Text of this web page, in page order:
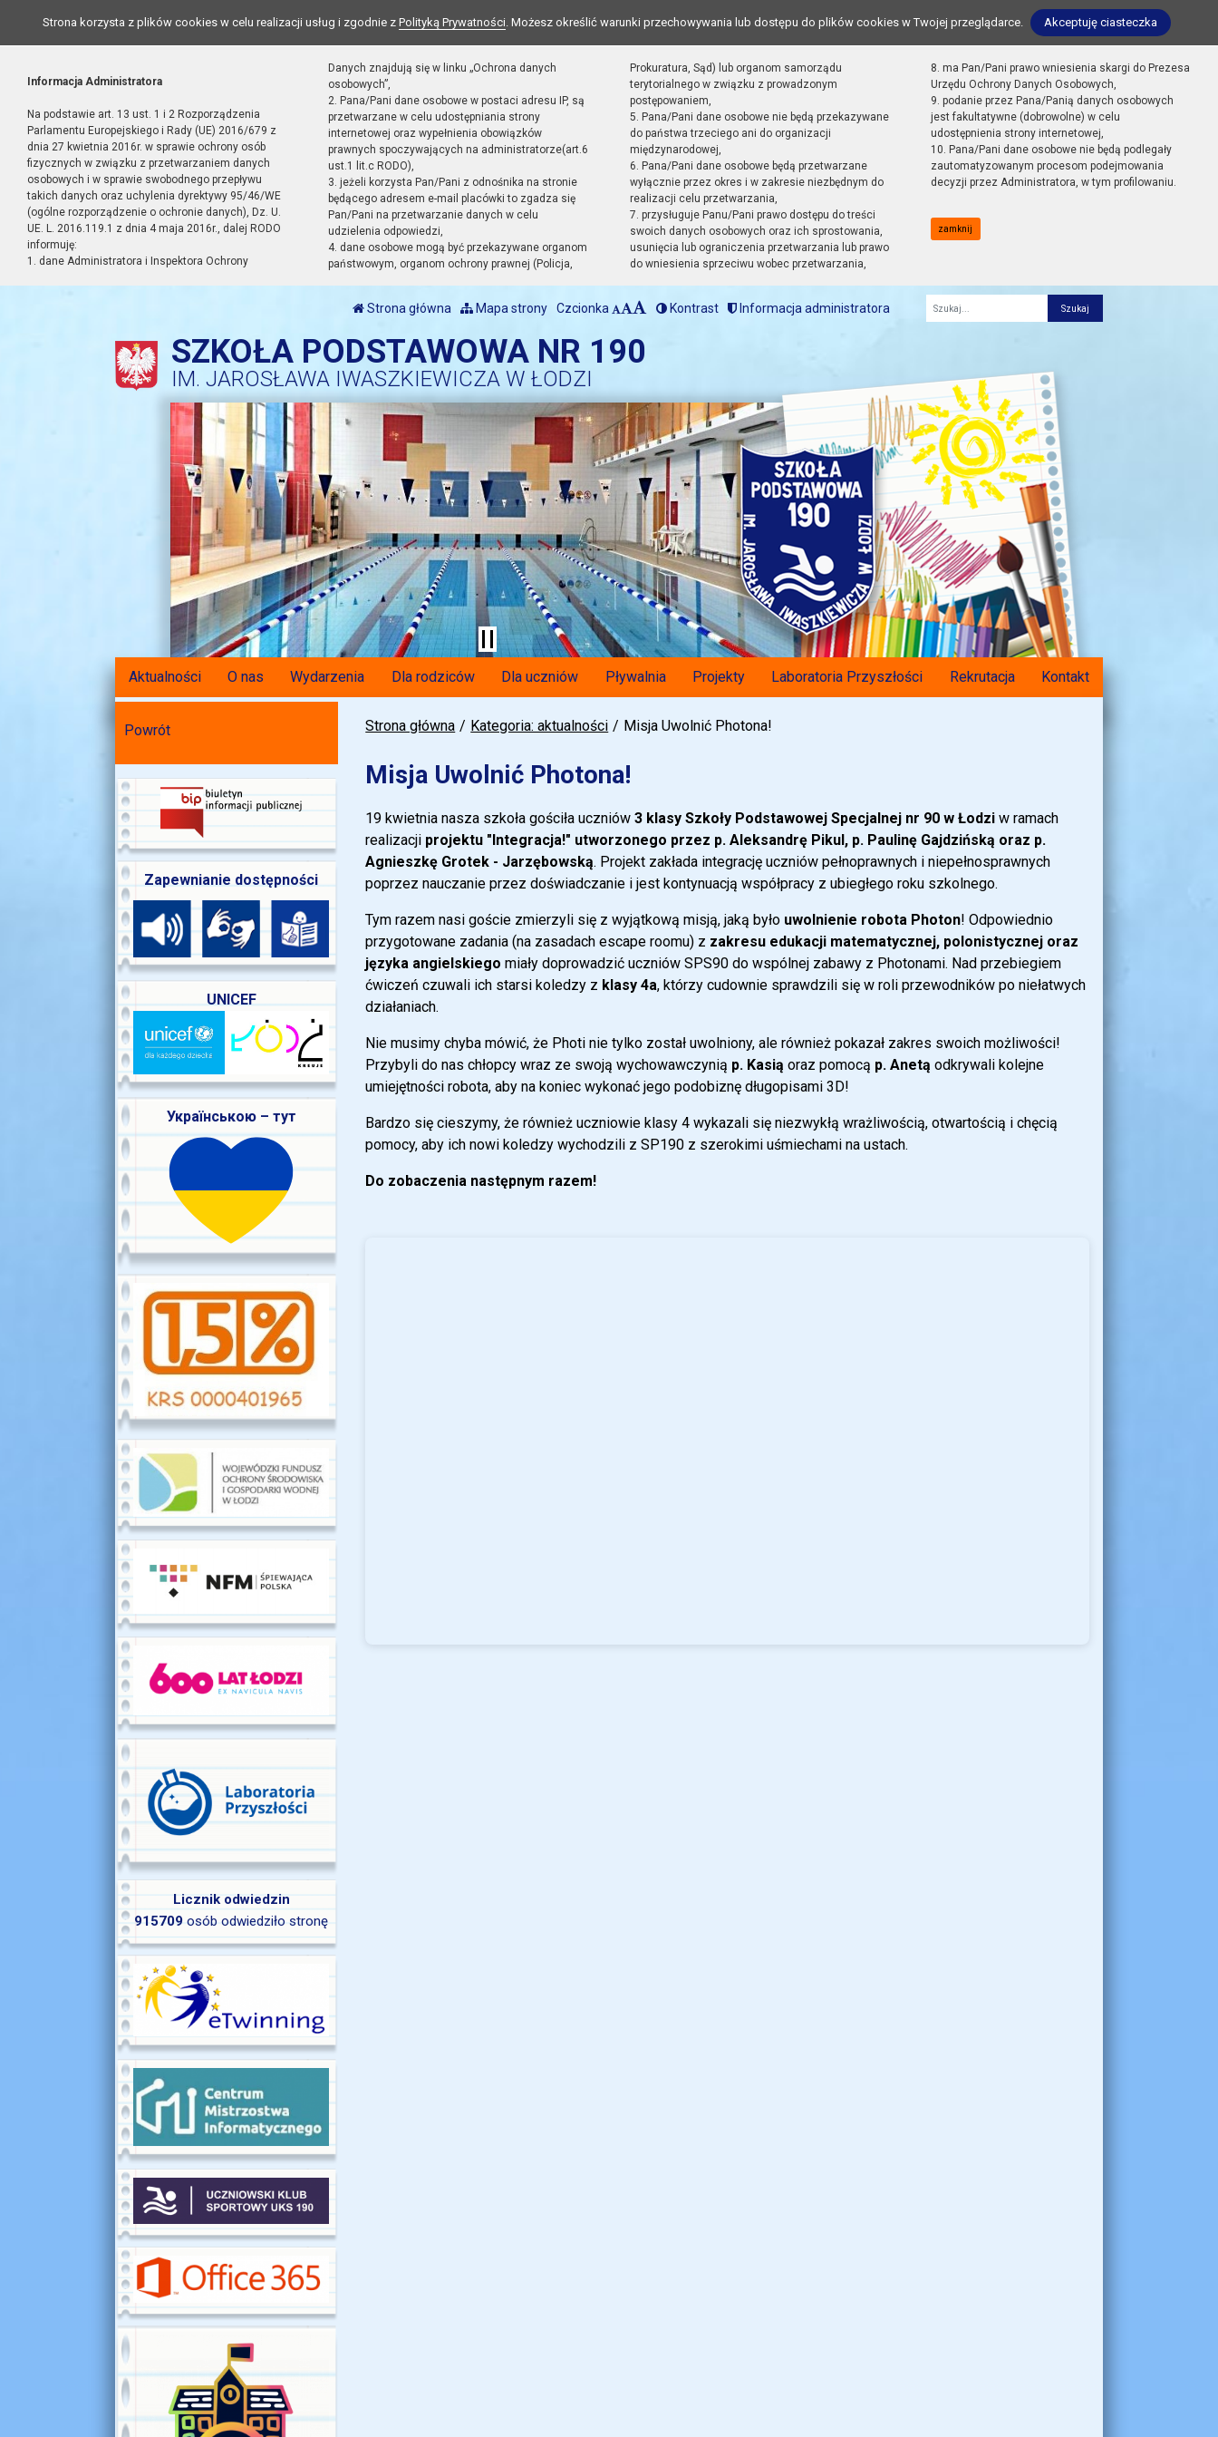
Strona korzysta z plików cookies w celu realizacji usług i zgodnie z Polityką Prywatności. Możesz określić warunki przechowywania lub dostępu do plików cookies w Twojej przeglądarce. Akceptuję ciasteczka
Informacja Administratora
Na podstawie art. 13 ust. 1 i 2 Rozporządzenia
Parlamentu Europejskiego i Rady (UE) 2016/679 z
dnia 27 kwietnia 2016r. w sprawie ochrony osób
fizycznych w związku z przetwarzaniem danych
osobowych i w sprawie swobodnego przepływu
takich danych oraz uchylenia dyrektywy 95/46/WE
(ogólne rozporządzenie o ochronie danych), Dz. U.
UE. L. 2016.119.1 z dnia 4 maja 2016r., dalej RODO
informuję:
1. dane Administratora i Inspektora Ochrony
Danych znajdują się w linku „Ochrona danych
osobowych”,
2. Pana/Pani dane osobowe w postaci adresu IP, są
przetwarzane w celu udostępniania strony
internetowej oraz wypełnienia obowiązków
prawnych spoczywających na administratorze(art.6
ust.1 lit.c RODO),
3. jeżeli korzysta Pan/Pani z odnośnika na stronie
będącego adresem e-mail placówki to zgadza się
Pan/Pani na przetwarzanie danych w celu
udzielenia odpowiedzi,
4. dane osobowe mogą być przekazywane organom
państwowym, organom ochrony prawnej (Policja,
Prokuratura, Sąd) lub organom samorządu
terytorialnego w związku z prowadzonym
postępowaniem,
5. Pana/Pani dane osobowe nie będą przekazywane
do państwa trzeciego ani do organizacji
międzynarodowej,
6. Pana/Pani dane osobowe będą przetwarzane
wyłącznie przez okres i w zakresie niezbędnym do
realizacji celu przetwarzania,
7. przysługuje Panu/Pani prawo dostępu do treści
swoich danych osobowych oraz ich sprostowania,
usunięcia lub ograniczenia przetwarzania lub prawo
do wniesienia sprzeciwu wobec przetwarzania,
8. ma Pan/Pani prawo wniesienia skargi do Prezesa
Urzędu Ochrony Danych Osobowych,
9. podanie przez Pana/Panią danych osobowych
jest fakultatywne (dobrowolne) w celu
udostępnienia strony internetowej,
10. Pana/Pani dane osobowe nie będą podlegały
zautomatyzowanym procesom podejmowania
decyzji przez Administratora, w tym profilowaniu.
zamknij
Strona główna Mapa strony Czcionka Kontrast Informacja administratora
Fraza
SZKOŁA PODSTAWOWA NR 190
IM. JAROSŁAWA IWASZKIEWICZA W ŁODZI
Aktualności O nas Wydarzenia Dla rodziców Dla uczniów Pływalnia Projekty Laboratoria Przyszłości Rekrutacja Kontakt
Strona główna Kategoria: aktualności Misja Uwolnić Photona!
Misja Uwolnić Photona!
19 kwietnia nasza szkoła gościła uczniów3 klasy Szkoły Podstawowej Specjalnej nr 90 w Łodzi w ramach
realizacji projektu "Integracja!" utworzonego przez p. Aleksandrę Pikul, p. Paulinę Gajdzińską oraz p.
Agnieszkę Grotek - Jarzębowską. Projekt zakłada integrację uczniów pełnoprawnych i niepełnosprawnych
poprzez nauczanie przez doświadczanie i jest kontynuacją współpracy z ubiegłego roku szkolnego.
Tym razem nasi goście zmierzyli się z wyjątkową misją, jaką było uwolnienie robota Photon! Odpowiednio
przygotowane zadania (na zasadach escape roomu) z zakresu edukacji matematycznej, polonistycznej oraz
języka angielskiego miały doprowadzić uczniów SPS90 do wspólnej zabawy z Photonami. Nad przebiegiem
ćwiczeń czuwali ich starsi koledzy z klasy 4a, którzy cudownie sprawdzili się w roli przewodników po niełatwych
działaniach.
Nie musimy chyba mówić, że Photi nie tylko został uwolniony, ale również pokazał zakres swoich możliwości!
Przybyli do nas chłopcy wraz ze swoją wychowawczynią p. Kasią oraz pomocą p. Anetą odkrywali kolejne
umiejętności robota, aby na koniec wykonać jego podobiznę długopisami 3D!
Bardzo się cieszymy, że również uczniowie klasy 4 wykazali się niezwykłą wrażliwością, otwartością i chęcią
pomocy, aby ich nowi koledzy wychodzili z SP190 z szerokimi uśmiechami na ustach.
Do zobaczenia następnym razem!
Powrót
Zapewnianie dostępności
UNICEF
Українською – тут
Licznik odwiedzin
915709 osób odwiedziło stronę